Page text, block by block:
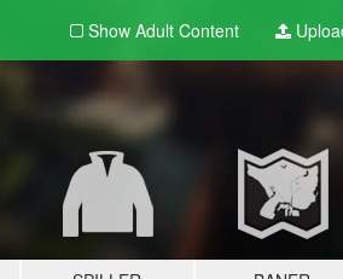
Show Adult Content